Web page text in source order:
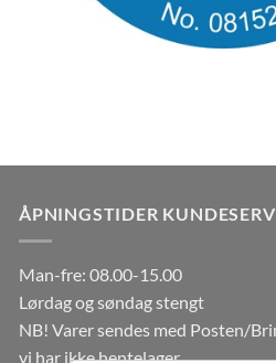
ÅPNINGSTIDER
Man-fre: 08.00-15.00
Lørdag og søndag stengt
NB! Varer sendes med Posten/
vi har ikke hentelager.